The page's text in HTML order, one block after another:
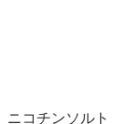
ニコチンソルト